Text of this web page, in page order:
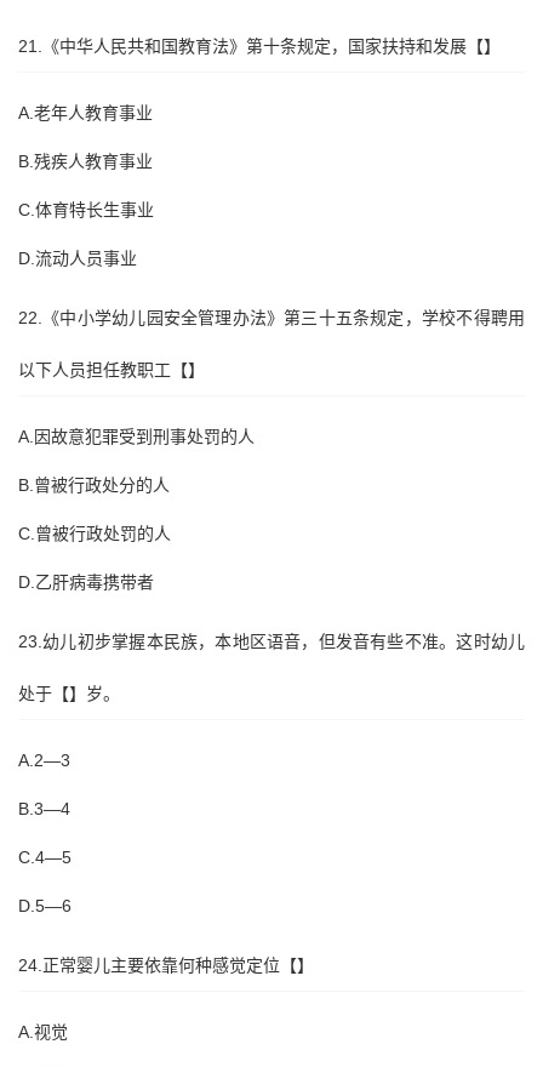
21.《中华人民共和国教育法》第十条规定，国家扶持和发展【】
A.老年人教育事业
B.残疾人教育事业
C.体育特长生事业
D.流动人员事业
22.《中小学幼儿园安全管理办法》第三十五条规定，学校不得聘用
以下人员担任教职工【】
A.因故意犯罪受到刑事处罚的人
B.曾被行政处分的人
C.曾被行政处罚的人
D.乙肝病毒携带者
23.幼儿初步掌握本民族，本地区语音，但发音有些不准。这时幼儿
处于【】岁。
A.2—3
B.3—4
C.4—5
D.5—6
24.正常婴儿主要依靠何种感觉定位【】
A.视觉